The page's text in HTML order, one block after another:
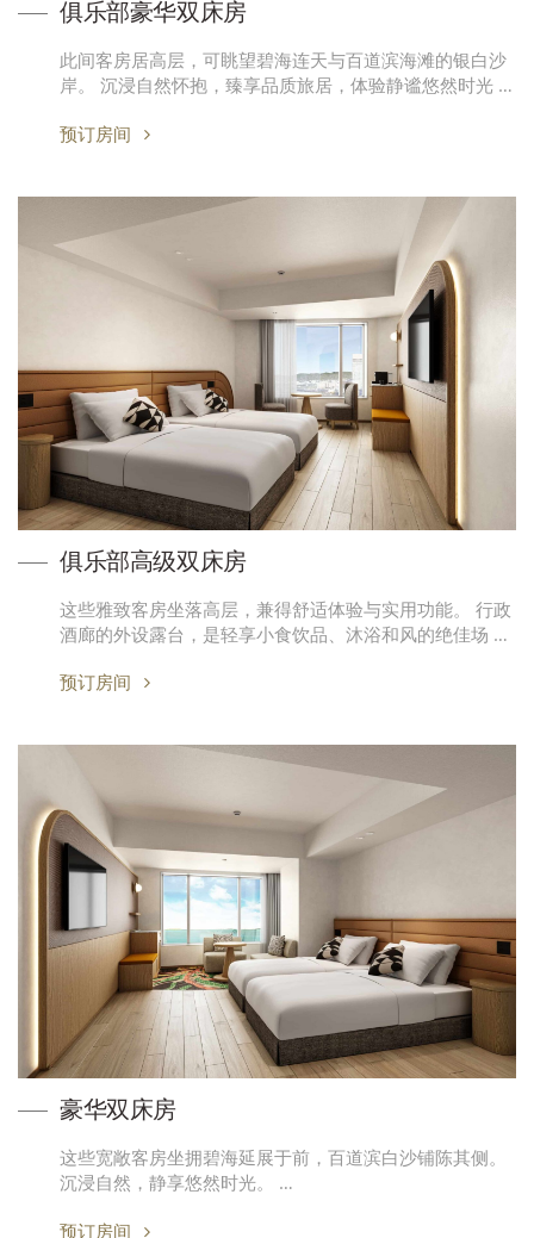
俱乐部豪华双床房
此间客房居高层，可眺望碧海连天与百道滨海滩的银白沙
岸。 沉浸自然怀抱，臻享品质旅居，体验静谧悠然时光 …
预订房间
俱乐部高级双床房
这些雅致客房坐落高层，兼得舒适体验与实用功能。 行政
酒廊的外设露台，是轻享小食饮品、沐浴和风的绝佳场 …
预订房间
豪华双床房
这些宽敞客房坐拥碧海延展于前，百道滨白沙铺陈其侧。
沉浸自然，静享悠然时光。 …
预订房间